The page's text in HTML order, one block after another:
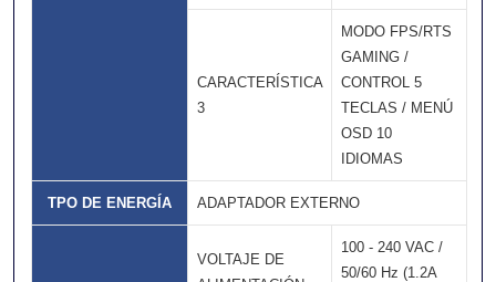
CARACTERÍSTICA
3
MODO FPS/RTS
GAMING /
CONTROL 5
TECLAS / MENÚ
OSD 10
IDIOMAS
TPO DE ENERGÍA ADAPTADOR EXTERNO
VOLTAJE DE
100 - 240 VAC /
50/60 Hz (1.2A